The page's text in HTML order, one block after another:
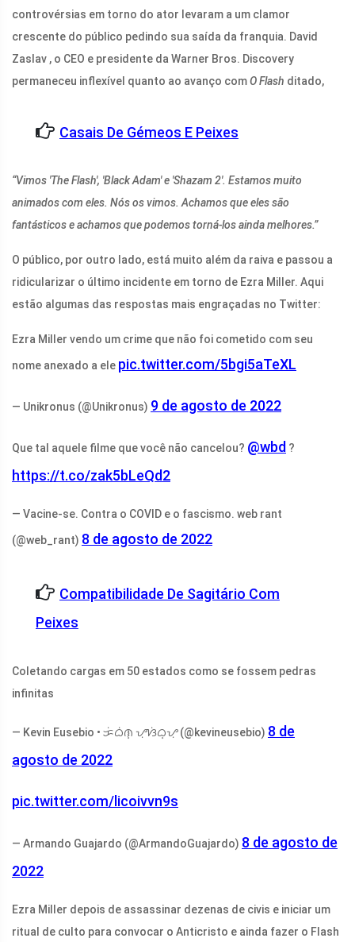
controvérsias em torno do ator levaram a um clamor
crescente do público pedindo sua saída da franquia. David
Zaslav , o CEO e presidente da Warner Bros. Discovery
permaneceu inflexível quanto ao avanço comO Flash ditado,
Casais De Gémeos E Peixes
“Vimos 'The Flash', 'Black Adam' e 'Shazam 2'. Estamos muito
animados com eles. Nós os vimos. Achamos que eles são
fantásticos e achamos que podemos torná-los ainda melhores.”
O público, por outro lado, está muito além da raiva e passou a
ridicularizar o último incidente em torno de Ezra Miller. Aqui
estão algumas das respostas mais engraçadas no Twitter:
Ezra Miller vendo um crime que não foi cometido com seu
nome anexado a ele pic.twitter.com/5bgi5aTeXL
— Unikronus (@Unikronus) 9 de agosto de 2022
Que tal aquele filme que você não cancelou? @wbd ?
https://t.co/zak5bLeQd2
— Vacine-se. Contra o COVID e o fascismo. web rant
(@web_rant) 8 de agosto de 2022
Compatibilidade De Sagitário Com
Peixes
Coletando cargas em 50 estados como se fossem pedras
infinitas
— Kevin Eusebio • ᜃᜒᜊᜒᜈ᜔ ᜌᜓᜐᜒᜊ᜔ᜌᜓ (@kevineusebio) 8 de
agosto de 2022
pic.twitter.com/licoivvn9s
— Armando Guajardo (@ArmandoGuajardo) 8 de agosto de
2022
Ezra Miller depois de assassinar dezenas de civis e iniciar um
ritual de culto para convocar o Anticristo e ainda fazer o Flash